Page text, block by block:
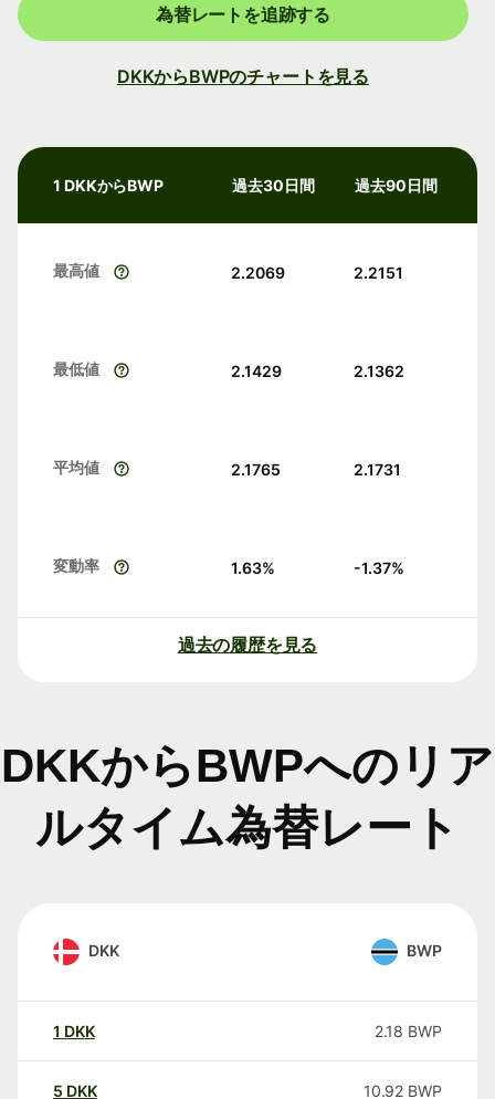
為替レートを追跡する
DKKからBWPのチャートを見る
1 DKKからBWP 過去30日間 過去90日間
最高値 2.2069 2.2151
最低値 2.1429 2.1362
平均値 2.1765 2.1731
変動率 1.63% -1.37%
過去の履歴を見る
DKKからBWPへのリア
ルタイム為替レート
DKK BWP
1 DKK 2.18 BWP
5 DKK 10.92 BWP